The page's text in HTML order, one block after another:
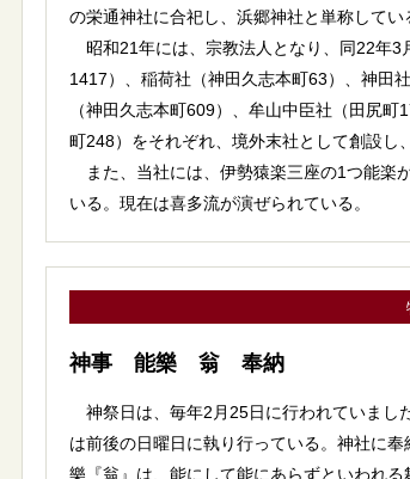
の栄通神社に合祀し、浜郷神社と単称してい
昭和21年には、宗教法人となり、同22年3
1417）、稲荷社（神田久志本町63）、神田
（神田久志本町609）、牟山中臣社（田尻
町248）をそれぞれ、境外末社として創設し
また、当社には、伊勢猿楽三座の1つ能楽
いる。現在は喜多流が演ぜられている。
神事 能樂 翁 奉納
神祭日は、毎年2月25日に行われていまし
は前後の日曜日に執り行っている。神社に奉
樂『翁』は、能にして能にあらずといわれる